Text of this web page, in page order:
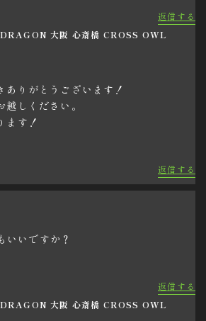
返信する
大阪 心斎橋 CROSS OWL
ありがとうございます！
しください。
ます！
返信する
いいですか？
返信する
大阪 心斎橋 CROSS OWL